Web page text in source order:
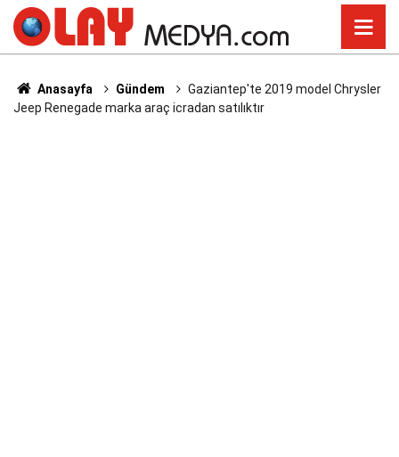
Anasayfa Gündem
Gaziantep'te 2019 model Chrysler
Jeep Renegade marka araç icradan satılıktır